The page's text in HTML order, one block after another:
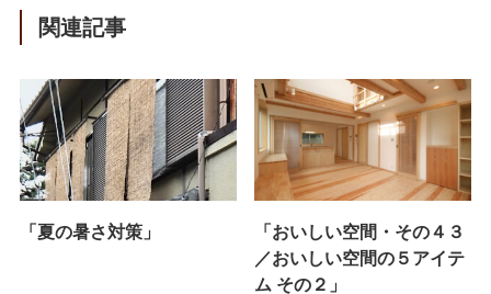
関連記事
「夏の暑さ対策」
「おいしい空間・その４３
／おいしい空間の５アイテ
ム その２」